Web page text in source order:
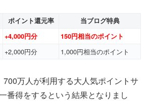
ポイント還元率 当ブログ特典
+4,000円分 150円相当のポイント
+2,000円分 1,000円相当のポイント
万人が利用する大人気ポイントサ
番得をするという結果となりまし